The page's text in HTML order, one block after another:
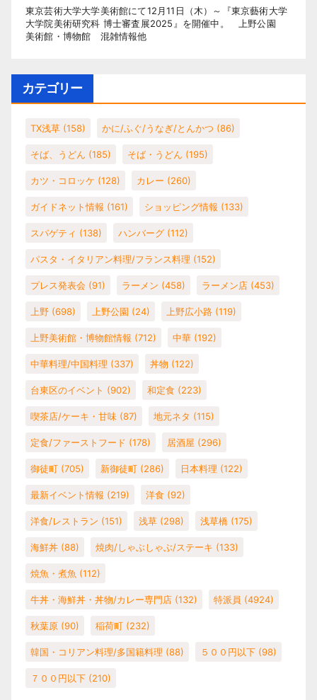
東京芸術大学大学美術館にて12月11日（木）～『東京藝術大学
大学院美術研究科 博士審査展2025』を開催中。 上野公園
美術館・博物館 混雑情報他
カテゴリー
TX浅草 (158) かに/ふぐ/うなぎ/とんかつ (86)
そば、うどん (185) そば・うどん (195)
カツ・コロッケ (128) カレー (260)
ガイドネット情報 (161) ショッピング情報 (133)
スパゲティ (138) ハンバーグ (112)
パスタ・イタリアン料理/フランス料理 (152)
プレス発表会 (91) ラーメン (458) ラーメン店 (453)
上野 (698) 上野公園 (24) 上野広小路 (119)
上野美術館・博物館情報 (712) 中華 (192)
中華料理/中国料理 (337) 丼物 (122)
台東区のイベント (902) 和定食 (223)
喫茶店/ケーキ・甘味 (87) 地元ネタ (115)
定食/ファーストフード (178) 居酒屋 (296)
御徒町 (705) 新御徒町 (286) 日本料理 (122)
最新イベント情報 (219) 洋食 (92)
洋食/レストラン (151) 浅草 (298) 浅草橋 (175)
海鮮丼 (88) 焼肉/しゃぶしゃぶ/ステーキ (133)
焼魚・煮魚 (112)
牛丼・海鮮丼・丼物/カレー専門店 (132) 特派員 (4924)
秋葉原 (90) 稲荷町 (232)
韓国・コリアン料理/多国籍料理 (88) ５００円以下 (98)
７００円以下 (210)